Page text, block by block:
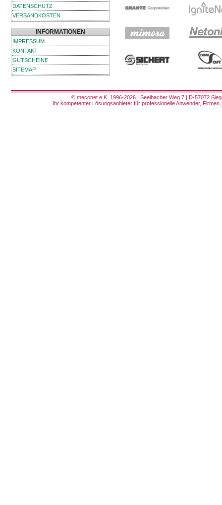
DATENSCHUTZ
VERSANDKOSTEN
INFORMATIONEN
IMPRESSUM
KONTAKT
GUTSCHEINE
SITEMAP
© meconet e.K. 1996-2026 | Seelbacher Weg 7 | D-57072
Ihr kompetenter Lösungsanbieter für professionelle Anwender,